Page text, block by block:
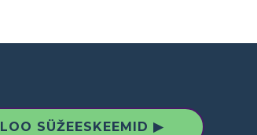
LOO SÜŽEESKEEMID ▶